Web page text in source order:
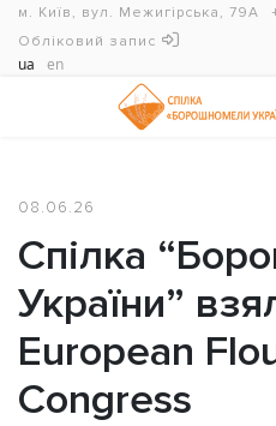
м. Київ, вул. Межигірська, 79А
Обліковий запис
ua en
08.06.26
Спілка
України”
European
Congress